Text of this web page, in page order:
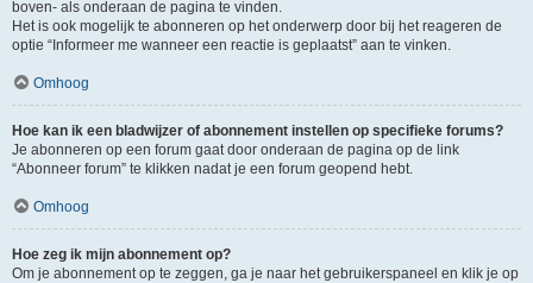
boven- als onderaan de pagina te vinden.
Het is ook mogelijk te abonneren op het onderwerp door bij het reageren de
optie “Informeer me wanneer een reactie is geplaatst” aan te vinken.
Omhoog
Hoe kan ik een bladwijzer of abonnement instellen op specifieke forums?
Je abonneren op een forum gaat door onderaan de pagina op de link
“Abonneer forum” te klikken nadat je een forum geopend hebt.
Omhoog
Hoe zeg ik mijn abonnement op?
Om je abonnement op te zeggen, ga je naar het gebruikerspaneel en klik je op